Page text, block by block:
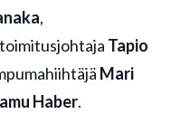
,
Tapio
Mari
Haber.